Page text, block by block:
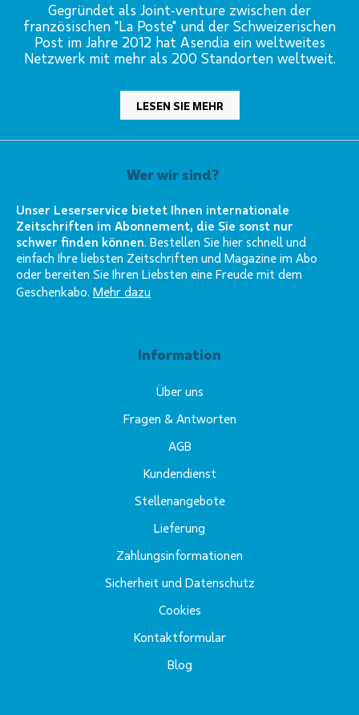
Gegründet als Joint-venture zwischen der
französischen "La Poste" und der Schweizerischen
Post im Jahre 2012 hat Asendia ein weltweites
Netzwerk mit mehr als 200 Standorten weltweit.
LESEN SIE MEHR
Wer wir sind?
Unser Leserservice bietet Ihnen internationale
Zeitschriften im Abonnement, die Sie sonst nur
schwer finden können. Bestellen Sie hier schnell und
einfach Ihre liebsten Zeitschriften und Magazine im Abo
oder bereiten Sie Ihren Liebsten eine Freude mit dem
Geschenkabo. Mehr dazu
Information
Über uns
Fragen & Antworten
AGB
Kundendienst
Stellenangebote
Lieferung
Zahlungsinformationen
Sicherheit und Datenschutz
Cookies
Kontaktformular
Blog